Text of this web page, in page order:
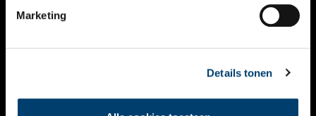
Marketing
Details tonen
VIDEO’S
CONTACT